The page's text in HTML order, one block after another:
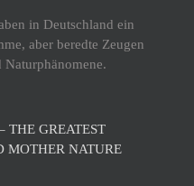
in Deutschland ein
aber beredte Zeugen
THE GREATEST
MOTHER NATURE